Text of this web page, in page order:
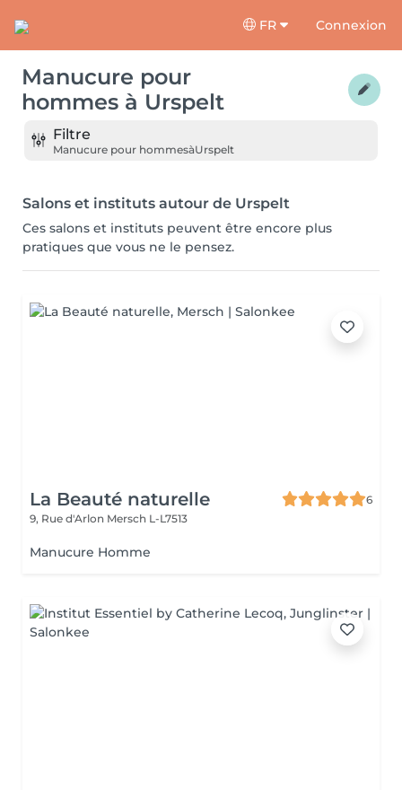
FR Connexion
Manucure pour
hommes à Urspelt
Filtre
Manucure pour hommesàUrspelt
Salons et instituts autour de Urspelt
Ces salons et instituts peuvent être encore plus
pratiques que vous ne le pensez.
La Beauté naturelle
6
9, Rue d'Arlon Mersch L-L7513
Manucure Homme